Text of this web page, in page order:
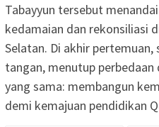
Tabayyun tersebut
kedamaian dan rekonsiliasi
Selatan. Di akhir
tangan, menutup
yang sama: membangun
demi kemajuan pendidikan